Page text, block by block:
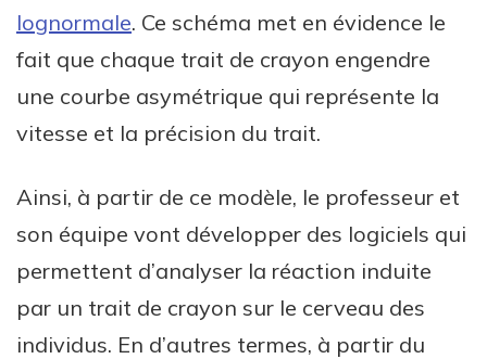
lognormale. Ce schéma met en évidence le
fait que chaque trait de crayon engendre
une courbe asymétrique qui représente la
vitesse et la précision du trait.
Ainsi, à partir de ce modèle, le professeur et
son équipe vont développer des logiciels qui
permettent d’analyser la réaction induite
par un trait de crayon sur le cerveau des
individus. En d’autres termes, à partir du